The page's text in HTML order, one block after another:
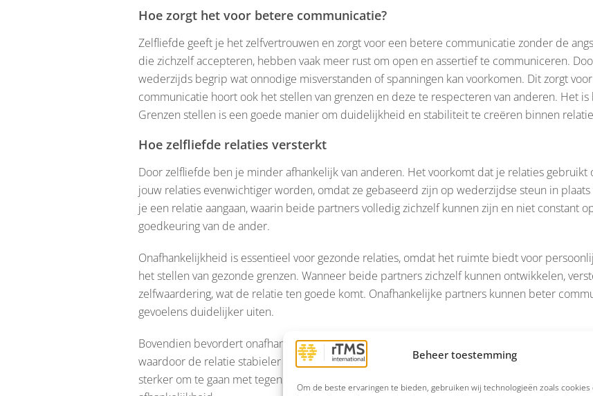
Beheer toestemming
Om de beste ervaringen te bieden, gebruiken wij technologieën zoals cookies
Hoe zorgt het voor betere communicatie?
Zelfliefde geeft je het zelfvertrouwen en zorgt voor een betere communicatie zonder de
die zichzelf accepteren, hebben vaak meer rust om open en assertief te communiceren.
wederzijds begrip wat onnodige misverstanden of spanningen kan voorkomen. Dit zorgt
communicatie hoort ook het stellen van grenzen en deze te respecteren van anderen. Het is
Grenzen stellen is een goede manier om duidelijkheid en stabiliteit te creëren binnen
Hoe zelfliefde relaties versterkt
Door zelfliefde ben je minder afhankelijk van anderen. Het voorkomt dat je relaties gebruikt
jouw relaties evenwichtiger worden, omdat ze gebaseerd zijn op wederzijdse steun in
je een relatie aangaan, waarin beide partners volledig zichzelf kunnen zijn en niet constant
goedkeuring van de ander.
Onafhankelijkheid is essentieel voor gezonde relaties, omdat het ruimte biedt voor
het stellen van gezonde grenzen. Wanneer beide partners zichzelf kunnen ontwikkelen,
zelfwaardering, wat de relatie ten goede komt. Onafhankelijke partners kunnen beter
gevoelens duidelijker uiten.
Bovendien bevordert onafhankelijkheid wederzijds vertrouwen, omdat er geen sprake is
waardoor de relatie stabieler en duurzamer wordt. Het stelt beide partners in staat om
sterker om te gaan met tegenslagen zonder de ander te belasten, en zorgt ervoor dat de